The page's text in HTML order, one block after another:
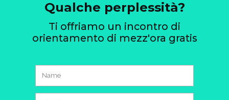
Qualche perplessità?
Ti offriamo un incontro di
orientamento di mezz'ora gratis